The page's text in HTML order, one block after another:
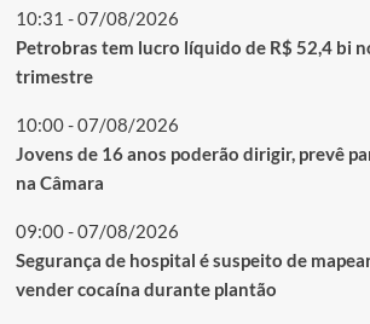
10:31 - 07/08/2026
Petrobras tem lucro líquido de R$ 52,4 bi
trimestre
10:00 - 07/08/2026
Jovens de 16 anos poderão dirigir, prevê
na Câmara
09:00 - 07/08/2026
Segurança de hospital é suspeito de
vender cocaína durante plantão